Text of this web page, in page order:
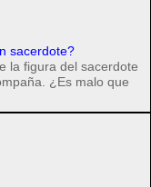
sacerdote?
la figura del sacerdote
¿Es malo que